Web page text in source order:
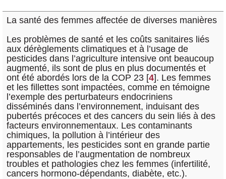
La santé des femmes affectée de diverses manières
Les problèmes de santé et les coûts sanitaires liés
aux dérèglements climatiques et à l’usage de
pesticides dans l’agriculture intensive ont beaucoup
augmenté, ils sont de plus en plus documentés et
ont été abordés lors de la COP 23 [4]. Les femmes
et les fillettes sont impactées, comme en témoigne
l’exemple des perturbateurs endocriniens
disséminés dans l’environnement, induisant des
pubertés précoces et des cancers du sein liés à des
facteurs environnementaux. Les contaminants
chimiques, la pollution à l’intérieur des
appartements, les pesticides sont en grande partie
responsables de l’augmentation de nombreux
troubles et pathologies chez les femmes (infertilité,
cancers hormono-dépendants, diabète, etc.).